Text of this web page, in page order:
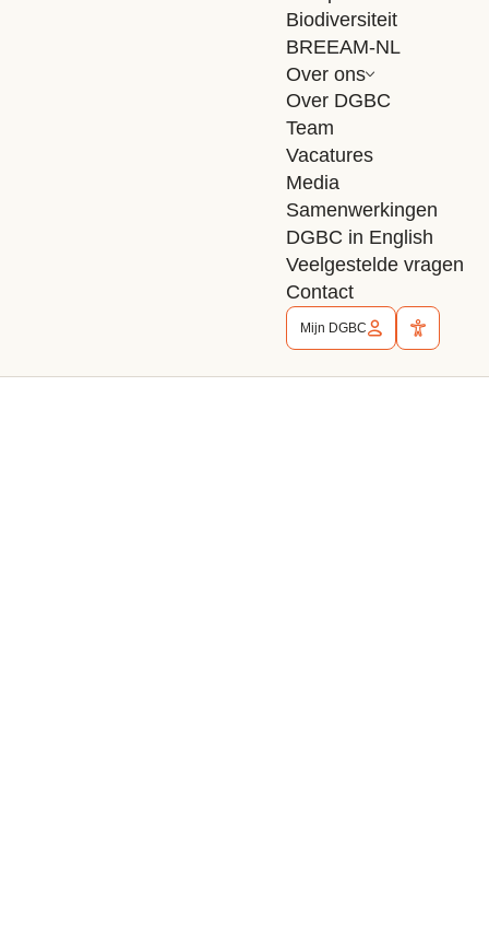
Biodiversiteit
BREEAM-NL
Over ons
Over DGBC
Team
Vacatures
Media
Samenwerkingen
DGBC in English
Veelgestelde vragen
Contact
Mijn DGBC